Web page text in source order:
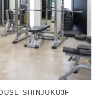
SHINJUKU3F